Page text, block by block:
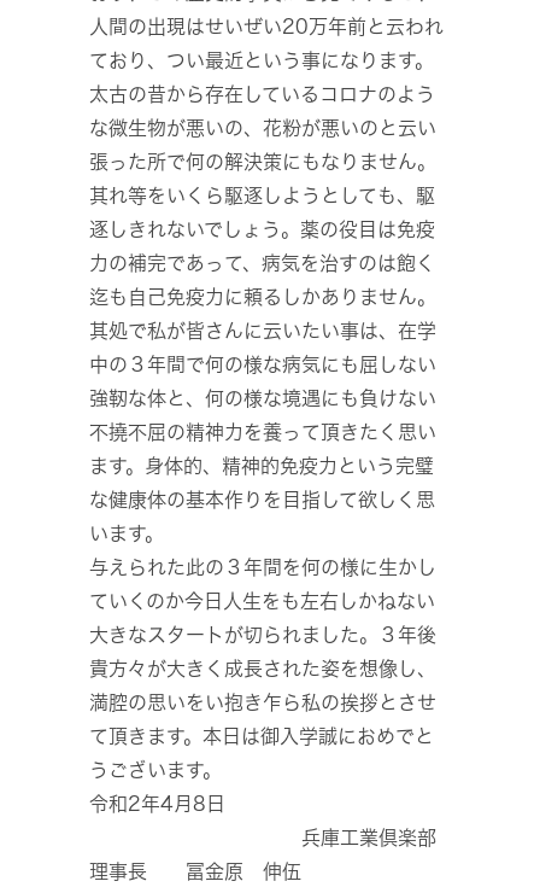
人間の出現はせいぜい20万年前と云われ
ており、つい最近という事になります。
太古の昔から存在しているコロナのよう
な微生物が悪いの、花粉が悪いのと云い
張った所で何の解決策にもなりません。
其れ等をいくら駆逐しようとしても、駆
逐しきれないでしょう。薬の役目は免疫
力の補完であって、病気を治すのは飽く
迄も自己免疫力に頼るしかありません。
其処で私が皆さんに云いたい事は、在学
中の３年間で何の様な病気にも屈しない
強靭な体と、何の様な境遇にも負けない
不撓不屈の精神力を養って頂きたく思い
ます。身体的、精神的免疫力という完璧
な健康体の基本作りを目指して欲しく思
います。
与えられた此の３年間を何の様に生かし
ていくのか今日人生をも左右しかねない
大きなスタートが切られました。３年後
貴方々が大きく成長された姿を想像し、
満腔の思いをい抱き乍ら私の挨拶とさせ
て頂きます。本日は御入学誠におめでと
うございます。
令和2年4月8日
兵庫工業倶楽部
理事長 冨金原 伸伍